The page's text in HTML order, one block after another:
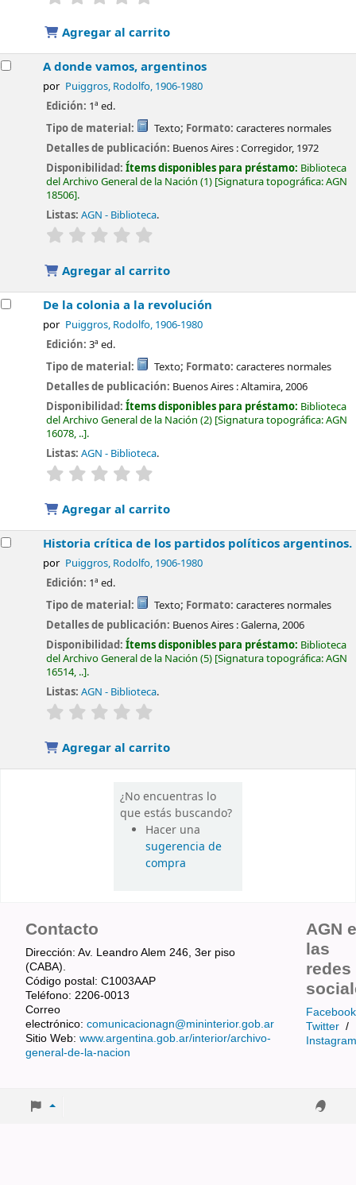
Agregar al carrito
A donde vamos, argentinos
por Puiggros, Rodolfo, 1906-1980
Edición: 1ª ed.
Tipo de material:
Texto; Formato: caracteres normales
Detalles de publicación: Buenos Aires :Corregidor, 1972
Disponibilidad:Ítems disponibles para préstamo: Biblioteca
del Archivo General de la Nación (1) Signatura topográfica:AGN
18506 .
Listas: AGN - Biblioteca.
valoración
Agregar al carrito
De la colonia a la revolución
por Puiggros, Rodolfo, 1906-1980
Edición:3ª ed.
Tipo de material:
Texto; Formato: caracteres normales
Detalles de publicación: Buenos Aires :Altamira,2006
Disponibilidad:Ítems disponibles para préstamo: Biblioteca
del Archivo General de la Nación (2) Signatura topográfica:AGN
16078, .. .
Listas: AGN - Biblioteca.
valoración
Agregar al carrito
Historia crítica de los partidos políticos argentinos.
por Puiggros, Rodolfo, 1906-1980
Edición: 1ª ed.
Tipo de material:
Texto; Formato: caracteres normales
Detalles de publicación: Buenos Aires :Galerna,2006
Disponibilidad:Ítems disponibles para préstamo: Biblioteca
del Archivo General de la Nación (5) Signatura topográfica:AGN
16514, .. .
Listas: AGN - Biblioteca.
valoración
Agregar al carrito
¿No encuentras lo
que estás buscando?
Hacer una
sugerencia de
compra
Contacto
Dirección: Av. Leandro Alem 246, 3er piso
(CABA).
Código postal: C1003AAP
Teléfono: 2206-0013
Correo
electrónico: comunicacionagn@mininterior.gob.ar
Sitio Web: www.argentina.gob.ar/interior/archivo-
general-de-la-nacion
AGN
las
redes
Facebook
Twitter /
Instagram